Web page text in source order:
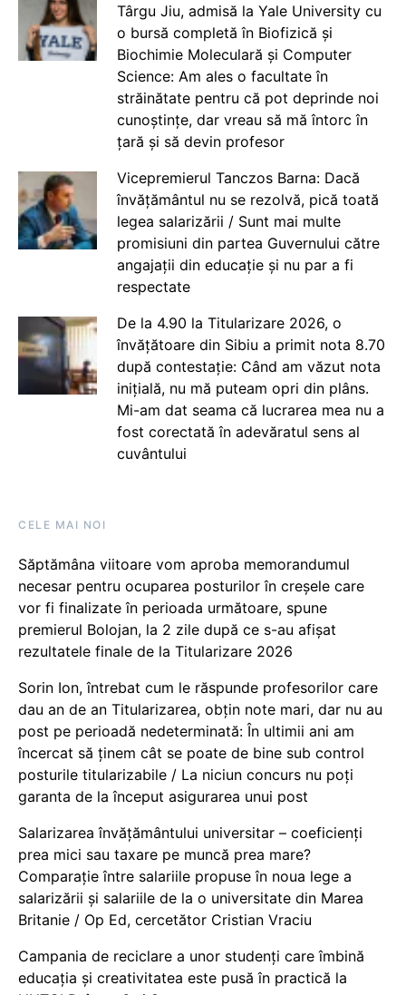
Târgu Jiu, admisă la Yale University cu
o bursă completă în Biofizică și
Biochimie Moleculară și Computer
Science: Am ales o facultate în
străinătate pentru că pot deprinde noi
cunoștințe, dar vreau să mă întorc în
țară și să devin profesor
Vicepremierul Tanczos Barna: Dacă
învățământul nu se rezolvă, pică toată
legea salarizării / Sunt mai multe
promisiuni din partea Guvernului către
angajații din educație și nu par a fi
respectate
De la 4.90 la Titularizare 2026, o
învățătoare din Sibiu a primit nota 8.70
după contestație: Când am văzut nota
inițială, nu mă puteam opri din plâns.
Mi-am dat seama că lucrarea mea nu a
fost corectată în adevăratul sens al
cuvântului
CELE MAI NOI
Săptămâna viitoare vom aproba memorandumul
necesar pentru ocuparea posturilor în creșele care
vor fi finalizate în perioada următoare, spune
premierul Bolojan, la 2 zile după ce s-au afișat
rezultatele finale de la Titularizare 2026
Sorin Ion, întrebat cum le răspunde profesorilor care
dau an de an Titularizarea, obțin note mari, dar nu au
post pe perioadă nedeterminată: În ultimii ani am
încercat să ținem cât se poate de bine sub control
posturile titularizabile / La niciun concurs nu poți
garanta de la început asigurarea unui post
Salarizarea învățământului universitar – coeficienți
prea mici sau taxare pe muncă prea mare?
Comparație între salariile propuse în noua lege a
salarizării și salariile de la o universitate din Marea
Britanie / Op Ed, cercetător Cristian Vraciu
Campania de reciclare a unor studenți care îmbină
educația și creativitatea este pusă în practică la